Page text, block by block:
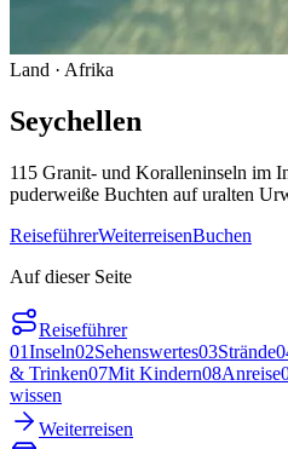
Land · Afrika
Seychellen
115 Granit- und Koralleninseln im
puderweiße Buchten auf uralten
ReiseführerWeiterreisenBuchen
Auf dieser Seite
Reiseführer
01Inseln02Sehenswertes03Strände
& Trinken07Mit Kindern08Anreise
wissen
Weiterreisen